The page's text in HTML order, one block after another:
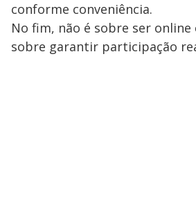
conforme conveniência.
No fim, não é sobre ser
sobre garantir participação